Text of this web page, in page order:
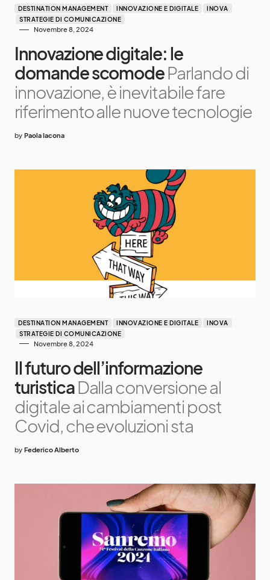
DESTINATION MANAGEMENT INNOVAZIONE E DIGITALE
INOVA
STRATEGIE DI COMUNICAZIONE
Novembre 8, 2024
Innovazione digitale: le
domande scomodeParlando di
innovazione, è inevitabile fare
riferimento alle nuove tecnologie
by Paola Iacona
DESTINATION MANAGEMENT INNOVAZIONE E DIGITALE
INOVA
STRATEGIE DI COMUNICAZIONE
Novembre 8, 2024
Il futuro dell’informazione
turisticaDalla conversione al
digitale ai cambiamenti post
Covid, che evoluzioni sta
by Federico Alberto